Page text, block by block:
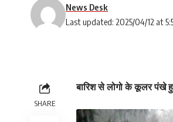
Last updated: 2025/04/12 at
News Desk
SHARE
बारिश से लोगो के कूलर पंखे